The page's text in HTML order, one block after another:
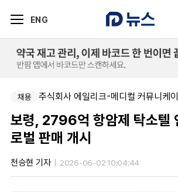
ENG
채용
보령, 2796억 항암제 탁소텔
로벌 판매 개시
천승현 기자 2026-06-02 10:04:44